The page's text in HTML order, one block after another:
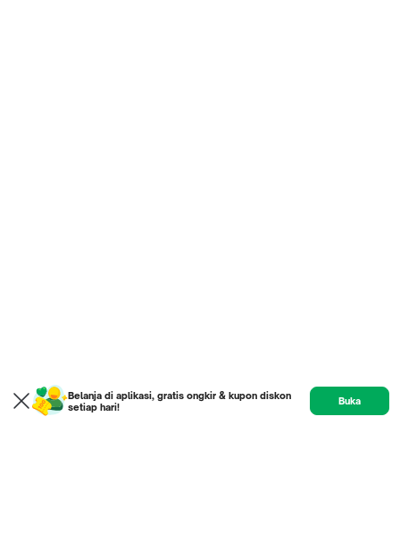
Belanja di aplikasi, gratis ongkir & kupon diskon
setiap hari!
Buka
Product Review